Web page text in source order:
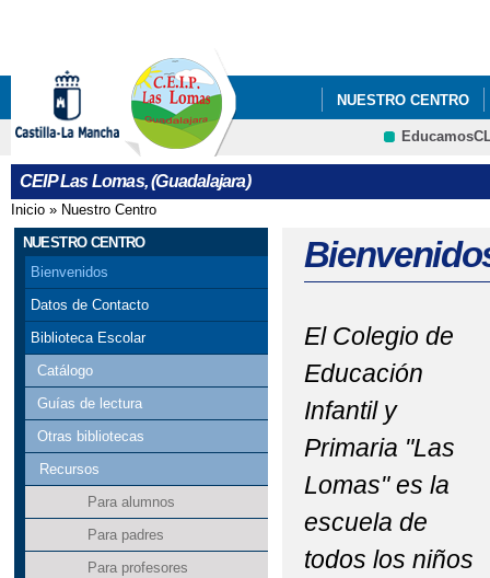
NUESTRO CENTRO
QUÉ HACEMOS
CEIP Las Lomas, (Guadalajara)
Se encuentra usted aquí
Inicio » Nuestro Centro
NUESTRO CENTRO
Bienvenidos
Datos de Contacto
Biblioteca Escolar
Catálogo
Guías de lectura
Otras bibliotecas
Recursos
Para alumnos
Para padres
Para profesores
El Colegio de
Educación
Infantil y
Primaria "Las
Lomas" es la
escuela de
todos los niños